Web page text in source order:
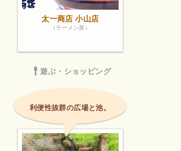
太一商店 小山店
（ラーメン屋）
遊ぶ・ショッピング
利便性抜群の広場と池。